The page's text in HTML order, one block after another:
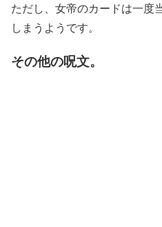
ただし、女帝のカードは一度
しまうようです。
その他の呪文。